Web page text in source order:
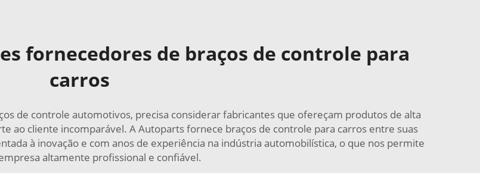
fornecedores de braços de controle para
carros
de controle automotivos, precisa considerar fabricantes que ofereçam produtos de alta
ao cliente incomparável. A Autoparts fornece braços de controle para carros entre suas
à inovação e com anos de experiência na indústria automobilística, o que nos permite
altamente profissional e confiável.